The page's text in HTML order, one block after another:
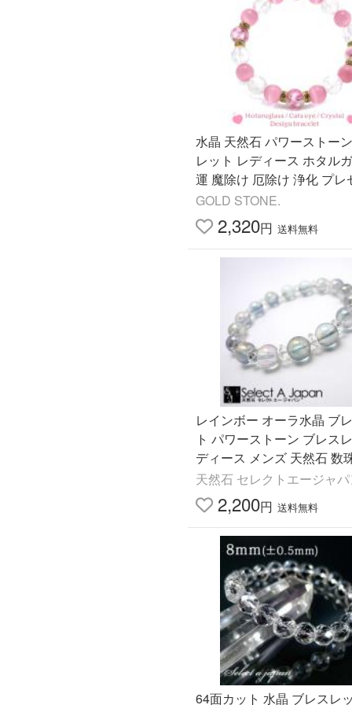
水晶 天然石 パワーストー
レット レディース ホタル
運 魔除け 厄除け 浄化 プレ
ギフト 贈り物 爆買 父の日
GOLD STONE.
2,320円 送料無料
レインボー オーラ水晶 ブ
ト パワーストーン ブレス
ディース メンズ 天然石 数
天然石 セレクトエージャ
2,200円 送料無料
64面カット 水晶 ブレスレ